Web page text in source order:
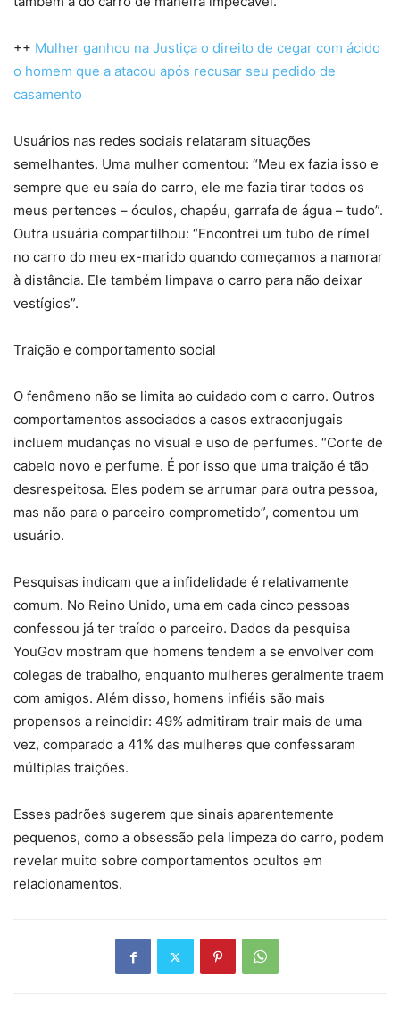
++ Mulher ganhou na Justiça o direito de cegar com ácido
o homem que a atacou após recusar seu pedido de
casamento
Usuários nas redes sociais relataram situações
semelhantes. Uma mulher comentou: “Meu ex fazia isso e
sempre que eu saía do carro, ele me fazia tirar todos os
meus pertences – óculos, chapéu, garrafa de água – tudo”.
Outra usuária compartilhou: “Encontrei um tubo de rímel
no carro do meu ex-marido quando começamos a namorar
à distância. Ele também limpava o carro para não deixar
vestígios”.
Traição e comportamento social
O fenômeno não se limita ao cuidado com o carro. Outros
comportamentos associados a casos extraconjugais
incluem mudanças no visual e uso de perfumes. “Corte de
cabelo novo e perfume. É por isso que uma traição é tão
desrespeitosa. Eles podem se arrumar para outra pessoa,
mas não para o parceiro comprometido”, comentou um
usuário.
Pesquisas indicam que a infidelidade é relativamente
comum. No Reino Unido, uma em cada cinco pessoas
confessou já ter traído o parceiro. Dados da pesquisa
YouGov mostram que homens tendem a se envolver com
colegas de trabalho, enquanto mulheres geralmente traem
com amigos. Além disso, homens infiéis são mais
propensos a reincidir: 49% admitiram trair mais de uma
vez, comparado a 41% das mulheres que confessaram
múltiplas traições.
Esses padrões sugerem que sinais aparentemente
pequenos, como a obsessão pela limpeza do carro, podem
revelar muito sobre comportamentos ocultos em
relacionamentos.